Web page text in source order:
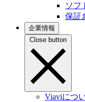
ソフ
保証
企業情報
Close button
Viaviにつ